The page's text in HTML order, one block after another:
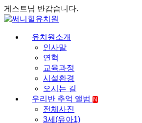
게스트님 반갑습니다.
유치원소개
인사말
연혁
교육과정
시설환경
오시는 길
우리반 추억 앨범
N
전체사진
3세(유아1)